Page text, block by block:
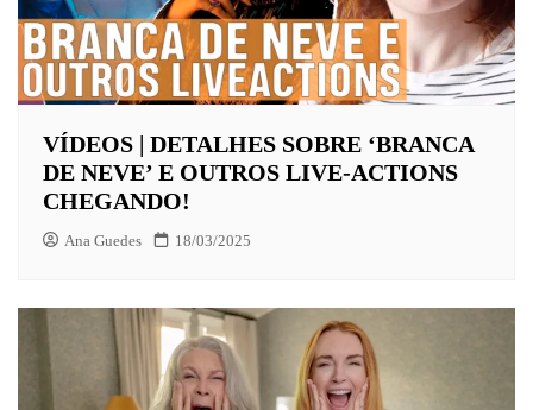
VÍDEOS | DETALHES SOBRE ‘BRANCA
DE NEVE’ E OUTROS LIVE-ACTIONS
CHEGANDO!
Ana Guedes 18/03/2025